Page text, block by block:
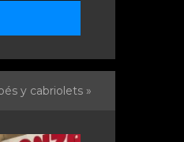
y cabriolets »